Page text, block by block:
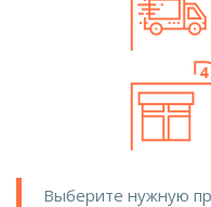
Выберите нужную